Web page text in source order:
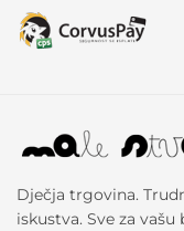
Dječja trgovina.
iskustva. Sve za